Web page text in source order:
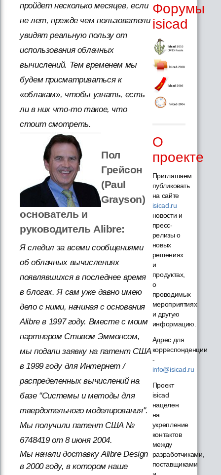
пройдет несколько месяцев, если
не лет, прежде чем пользователи
увидят реальную пользу от
использования облачных
вычислений. Тем временем мы
будем присматриваться к
«облакам», чтобы узнать, есть
ли в них что-то такое, что
стоит смотреть.
Пол
Грейсон
(Paul
Grayson)
основатель и
руководитель Alibre:
Я следил за всеми сообщениями
об облачных вычислениях
появлявшихся в последнее время
в блогах. Я сам уже давно имею
дело с ними, начиная с основания
Alibre в 1997 году. Вместе с моим
партнером Стивом Эммонсом,
мы подали заявку на патент США
в 1999 году для Интернет /
распределенных вычислений на
базе "Системы и методы для
твердотельного моделирования".
Мы получили патент США №
6748419 от 8 июня 2004.
Мы начали доставку Alibre Design
в 2000 году, в котором наше
Форумы
isicad
О
проекте
Приглашаем
публиковать
на сайте
isicad.ru
новости и
пресс-
релизы о
новых
решениях
и
продуктах,
о
проводимых
мероприятиях
и другую
информацию.
Адрес для
корреспонденции
-
info@isicad.ru
Проект
isicad
нацелен
на
укрепление
контактов
между
разработчиками,
поставщиками